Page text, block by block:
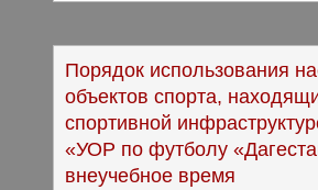
Порядок использования
объектов спорта,
спортивной
«УОР по футболу
внеучебное время